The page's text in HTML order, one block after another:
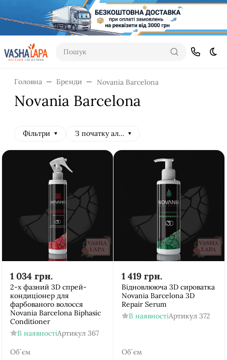
Пошук
Головна Бренди Novania Barcelona
Novania Barcelona
Фільтри З початку алфавіту
1 034 грн.
2-х фазний 3D спрей-
кондиціонер для
фарбованого волосся
Novania Barcelona Biphasic
Conditioner
В наявностіАртикул 367
Об`єм
1 419 грн.
Відновлююча 3D сироватка
Novania Barcelona 3D
Repair Serum
В наявностіАртикул 372
Об`єм